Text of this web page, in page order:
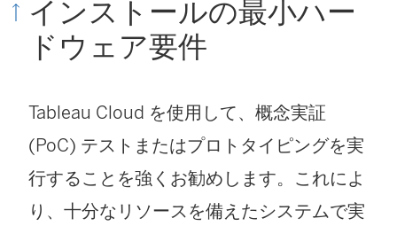
ィ
ン
ウ
で
リ
ン
インストールの最小ハー
ドウェア要件
Tableau Cloud を使用して、概念実証
(PoC) テストまたはプロトタイピングを実
行することを強くお勧めします。これによ
り、十分なリソースを備えたシステムで実